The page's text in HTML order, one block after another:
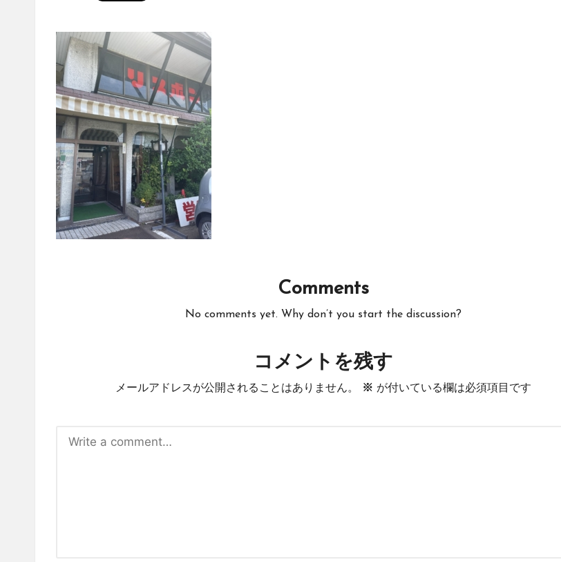
Comments
No comments yet. Why don’t you start the discussion?
コメントを残す
メールアドレスが公開されることはありません。 ※ が付いている欄は必須項目です